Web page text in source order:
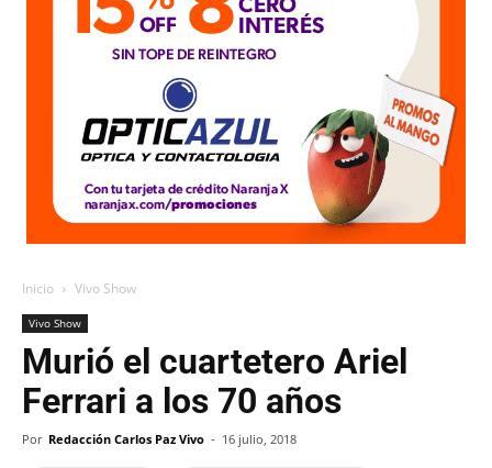
Inicio Vivo Show
Vivo Show
Murió el cuartetero Ariel
Ferrari a los 70 años
Por Redacción Carlos Paz Vivo - 16 julio, 2018